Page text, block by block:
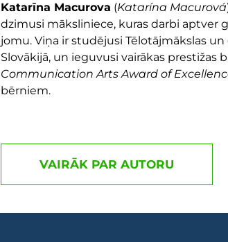
Katarīna Macurova (Katarína Macurová
dzimusi māksliniece, kuras darbi aptver
jomu. Viņa ir studējusi Tēlotājmākslas
Slovākijā, un ieguvusi vairākas prestižas
Communication Arts Award of
bērniem.
VAIRĀK PAR AUTORU